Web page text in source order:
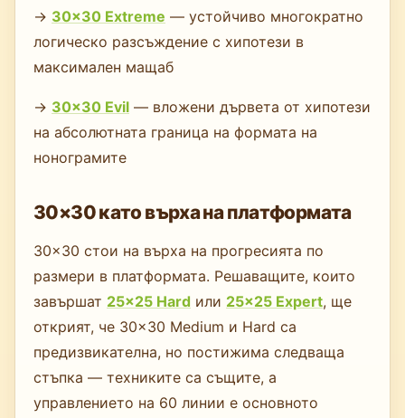
→ 30×30 Extreme — устойчиво многократно
логическо разсъждение с хипотези в
максимален мащаб
→ 30×30 Evil — вложени дървета от хипотези
на абсолютната граница на формата на
нонограмите
30×30 като върха на платформата
30×30 стои на върха на прогресията по
размери в платформата. Решаващите, които
завършат 25×25 Hard или 25×25 Expert, ще
открият, че 30×30 Medium и Hard са
предизвикателна, но постижима следваща
стъпка — техниките са същите, а
управлението на 60 линии е основното